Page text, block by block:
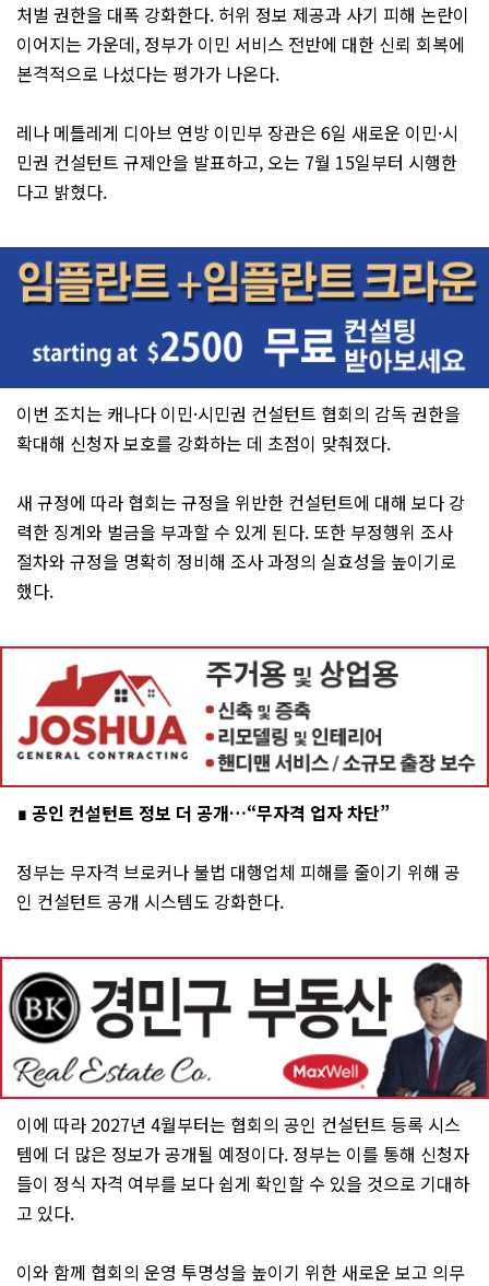
처벌 권한을 대폭 강화한다. 허위 정보 제공과 사기 피해 논란이
이어지는 가운데, 정부가 이민 서비스 전반에 대한 신뢰 회복에
본격적으로 나섰다는 평가가 나온다.
레나 메틀레게 디아브 연방 이민부 장관은 6일 새로운 이민·시
민권 컨설턴트 규제안을 발표하고, 오는 7월 15일부터 시행한
다고 밝혔다.
이번 조치는 캐나다 이민·시민권 컨설턴트 협회의 감독 권한을
확대해 신청자 보호를 강화하는 데 초점이 맞춰졌다.
새 규정에 따라 협회는 규정을 위반한 컨설턴트에 대해 보다 강
력한 징계와 벌금을 부과할 수 있게 된다. 또한 부정행위 조사
절차와 규정을 명확히 정비해 조사 과정의 실효성을 높이기로
했다.
∎ 공인 컨설턴트 정보 더 공개…“무자격 업자 차단”
정부는 무자격 브로커나 불법 대행업체 피해를 줄이기 위해 공
인 컨설턴트 공개 시스템도 강화한다.
이에 따라 2027년 4월부터는 협회의 공인 컨설턴트 등록 시스
템에 더 많은 정보가 공개될 예정이다. 정부는 이를 통해 신청자
들이 정식 자격 여부를 보다 쉽게 확인할 수 있을 것으로 기대하
고 있다.
이와 함께 협회의 운영 투명성을 높이기 위한 새로운 보고 의무